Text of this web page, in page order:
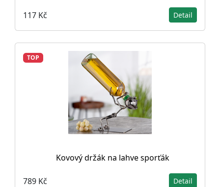
117 Kč Detail
TOP
Kovový držák na lahve sporťák
789 Kč Detail